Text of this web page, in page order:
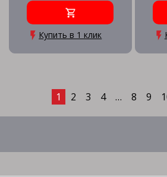
Купить в 1 клик
1 2 3 4 … 8 9